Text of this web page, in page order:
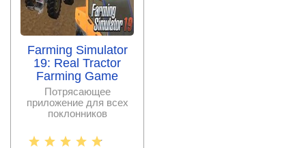
Farming Simulator
19: Real Tractor
Farming Game
Потрясающее
приложение для всех
поклонников
позволяющее